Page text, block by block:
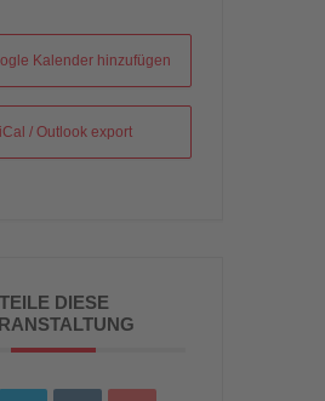
Kalender hinzufügen
/ Outlook export
TEILE DIESE